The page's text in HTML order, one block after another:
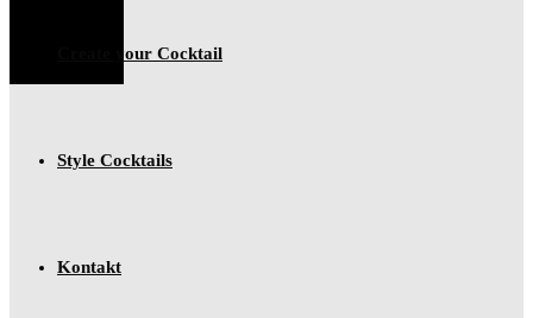
Create your Cocktail
Style Cocktails
Kontakt